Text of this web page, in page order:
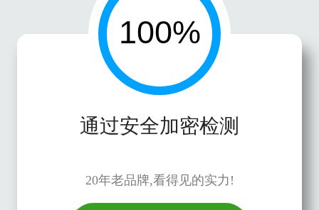
通过安全加密检测
20年老品牌,看得见的实力!